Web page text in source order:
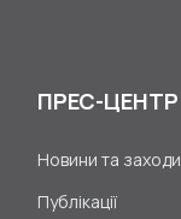
ПРЕС-ЦЕНТР
Новини та заходи
Публікації